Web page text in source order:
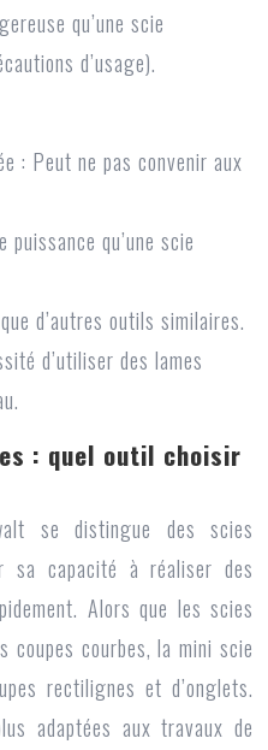
qu’une scie
d’usage).
: Peut ne pas convenir aux
qu’une scie
d’autres outils similaires.
d’utiliser des lames
: quel outil choisir
se distingue des scies
sa capacité à réaliser des
Alors que les scies
coupes courbes, la mini scie
rectilignes et d’onglets.
adaptées aux travaux de